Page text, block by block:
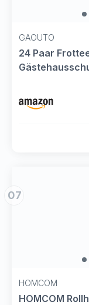
GAOUTO
24 Paar
Unisex für
Hausschuhe
07
HOMCOM
HOMCOM